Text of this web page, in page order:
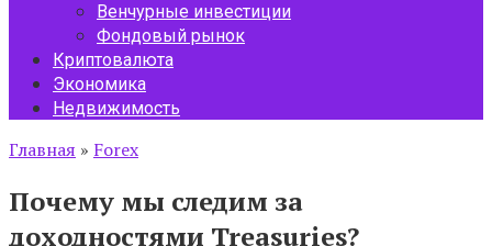
Венчурные инвестиции
Фондовый рынок
Криптовалюта
Экономика
Недвижимость
Главная » Forex
Почему мы следим за
доходностями Treasuries?